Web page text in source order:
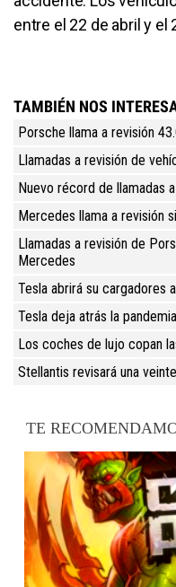
entre el 22 de abril y el
TAMBIÉN NOS
Porsche llama a revisión
Llamadas a revisión de
Nuevo récord de llamadas
Mercedes llama a revisión
Llamadas a revisión de
Mercedes
Tesla abrirá su cargadores
Tesla deja atrás la
Los coches de lujo copan
Stellantis revisará una
TE